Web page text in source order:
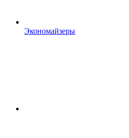
Экономайзеры